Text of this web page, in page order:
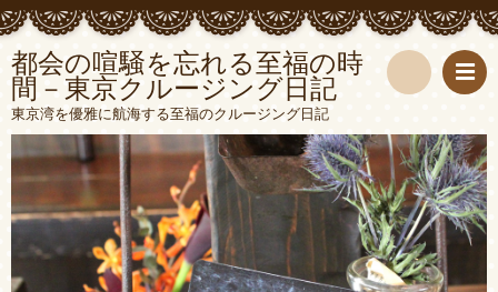
都会の喧騒を忘れる至福の時
間－東京クルージング日記
東京湾を優雅に航海する至福のクルージング日記
索